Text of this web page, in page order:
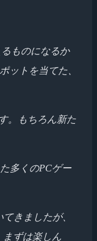
ものになるか
ットを当てた、
。もちろん新た
多くのPCゲー
きましたが、
まずは楽しん